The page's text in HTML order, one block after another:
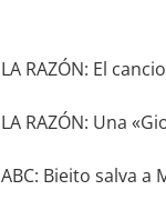
LA RAZÓN: El
LA RAZÓN: Una
ABC: Bieito salva